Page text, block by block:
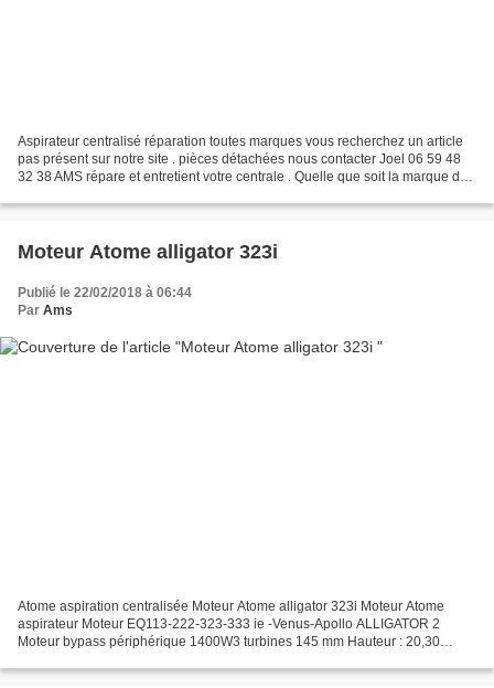
Aspirateur centralisé réparation toutes marques vous recherchez un article
pas présent sur notre site . pièces détachées nous contacter Joel 06 59 48
32 38 AMS répare et entretient votre centrale . Quelle que soit la marque de
Moteur Atome alligator 323i
Publié le 22/02/2018 à 06:44
Par Ams
Atome aspiration centralisée Moteur Atome alligator 323i Moteur Atome
aspirateur Moteur EQ113-222-323-333 ie -Venus-Apollo ALLIGATOR 2
Moteur bypass périphérique 1400W3 turbines 145 mm Hauteur : 20,30